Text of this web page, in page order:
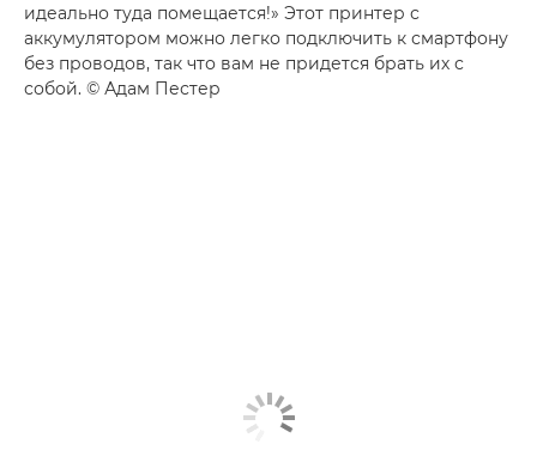
идеально туда помещается!» Этот принтер с
аккумулятором можно легко подключить к смартфону
без проводов, так что вам не придется брать их с
собой. © Адам Пестер